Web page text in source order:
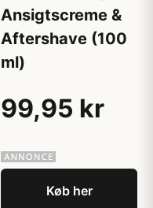
Ansigtscreme &
Aftershave (100
ml)
99,95 kr
Køb her